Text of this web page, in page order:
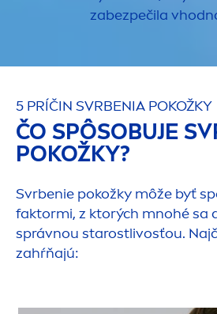
zabezpečila
5 PRÍČIN SVRBENIA POKOŽKY
ČO SPÔSOBUJE
POKOŽKY?
Svrbenie pokožky môže byť
faktormi, z ktorých mnohé sa
správnou starostlivosťou.
zahŕňajú: